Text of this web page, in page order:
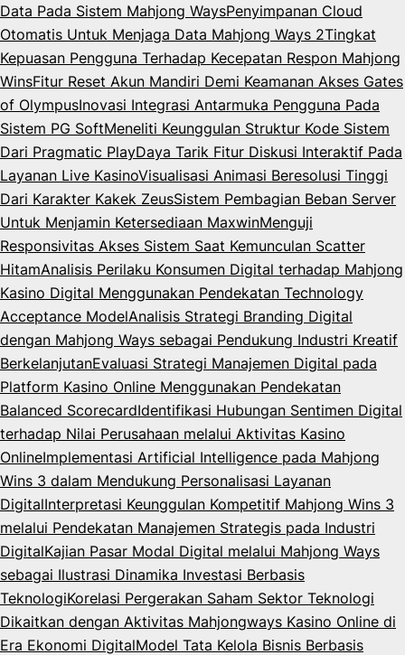
Data Pada Sistem Mahjong WaysPenyimpanan Cloud
Otomatis Untuk Menjaga Data Mahjong Ways 2Tingkat
Kepuasan Pengguna Terhadap Kecepatan Respon Mahjong
WinsFitur Reset Akun Mandiri Demi Keamanan Akses Gates
of OlympusInovasi Integrasi Antarmuka Pengguna Pada
Sistem PG SoftMeneliti Keunggulan Struktur Kode Sistem
Dari Pragmatic PlayDaya Tarik Fitur Diskusi Interaktif Pada
Layanan Live KasinoVisualisasi Animasi Beresolusi Tinggi
Dari Karakter Kakek ZeusSistem Pembagian Beban Server
Untuk Menjamin Ketersediaan MaxwinMenguji
Responsivitas Akses Sistem Saat Kemunculan Scatter
HitamAnalisis Perilaku Konsumen Digital terhadap Mahjong
Kasino Digital Menggunakan Pendekatan Technology
Acceptance ModelAnalisis Strategi Branding Digital
dengan Mahjong Ways sebagai Pendukung Industri Kreatif
BerkelanjutanEvaluasi Strategi Manajemen Digital pada
Platform Kasino Online Menggunakan Pendekatan
Balanced ScorecardIdentifikasi Hubungan Sentimen Digital
terhadap Nilai Perusahaan melalui Aktivitas Kasino
OnlineImplementasi Artificial Intelligence pada Mahjong
Wins 3 dalam Mendukung Personalisasi Layanan
DigitalInterpretasi Keunggulan Kompetitif Mahjong Wins 3
melalui Pendekatan Manajemen Strategis pada Industri
DigitalKajian Pasar Modal Digital melalui Mahjong Ways
sebagai Ilustrasi Dinamika Investasi Berbasis
TeknologiKorelasi Pergerakan Saham Sektor Teknologi
Dikaitkan dengan Aktivitas Mahjongways Kasino Online di
Era Ekonomi DigitalModel Tata Kelola Bisnis Berbasis